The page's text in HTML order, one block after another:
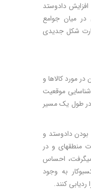
دادوستد
در میان جوامع
شکل جدیدی
در مورد کالاها و
موقعیت
طول یک مسیر
دادوستد و
منطقه­ای و در
احساس
به وجود
کنند.